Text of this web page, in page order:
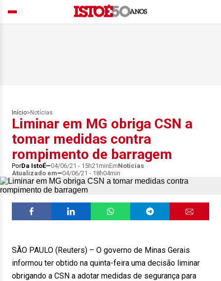
Início> Notícias
Liminar em MG obriga CSN a
tomar medidas contra
rompimento de barragem
PorDa IstoÉ 04/06/21 - 15h21minEmNotícias
Atualizado em
04/06/21 - 18h04min
SÃO PAULO (Reuters) – O governo de Minas Gerais
informou ter obtido na quinta-feira uma decisão liminar
obrigando a CSN a adotar medidas de segurança para